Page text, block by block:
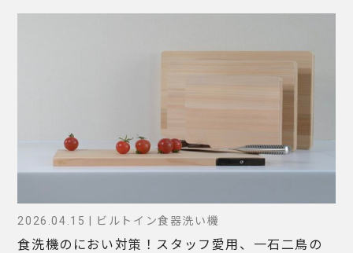
2026.04.15 | ビルトイン食器洗い機
食洗機のにおい対策！スタッフ愛用、一石二鳥の